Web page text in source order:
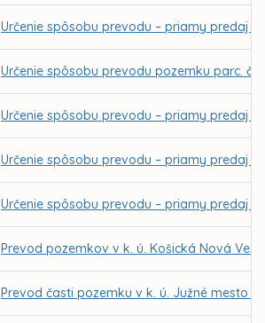
Určenie spôsobu prevodu – priamy predaj
Určenie spôsobu prevodu pozemku parc. č.
Určenie spôsobu prevodu – priamy predaj
Určenie spôsobu prevodu – priamy predaj
Určenie spôsobu prevodu – priamy predaj
Prevod pozemkov v k. ú. Košická Nová
Prevod časti pozemku v k. ú. Južné mesto